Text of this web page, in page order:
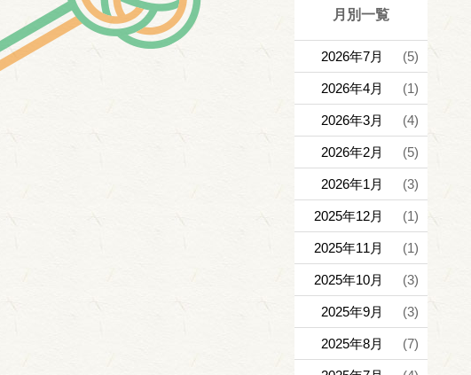
月別一覧
2026年7月 (5)
2026年4月 (1)
2026年3月 (4)
2026年2月 (5)
2026年1月 (3)
2025年12月 (1)
2025年11月 (1)
2025年10月 (3)
2025年9月 (3)
2025年8月 (7)